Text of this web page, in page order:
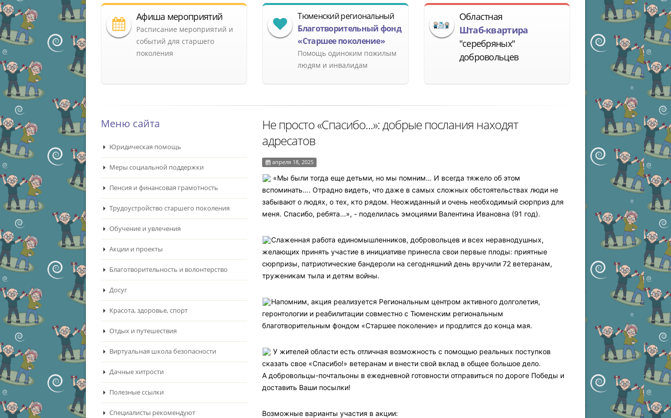
Афиша мероприятий
Расписание мероприятий и
событий для старшего
поколения
Тюменский региональный
Благотворительный фонд
«Старшее поколение»
Помощь одиноким пожилым
людям и инвалидам
Областная
Штаб-квартира
"серебряных"
добровольцев
Меню сайта
Юридическая помощь
Меры социальной поддержки
Пенсия и финансовая грамотность
Трудоустройство старшего поколения
Обучение и увлечения
Акции и проекты
Благотворительность и волонтерство
Досуг
Красота, здоровье, спорт
Отдых и путешествия
Виртуальная школа безопасности
Дачные хитрости
Полезные ссылки
Специалисты рекомендуют
Не просто «Спасибо...»: добрые послания находят
адресатов
апреля 18, 2025
«Мы были тогда еще детьми, но мы помним… И всегда тяжело об этом
вспоминать…. Отрадно видеть, что даже в самых сложных обстоятельствах люди не
забывают о людях, о тех, кто рядом. Неожиданный и очень необходимый сюрприз для
меня. Спасибо, ребята...», - поделилась эмоциями Валентина Ивановна (91 год).
Слаженная работа единомышленников, добровольцев и всех неравнодушных,
желающих принять участие в инициативе принесла свои первые плоды: приятные
сюрпризы, патриотические бандероли на сегодняшний день вручили 72 ветеранам,
труженикам тыла и детям войны.
️Напомним, акция реализуется Региональным центром активного долголетия,
геронтологии и реабилитации совместно с Тюменским региональным
благотворительным фондом «Старшее поколение» и продлится до конца мая.
У жителей области есть отличная возможность с помощью реальных поступков
сказать свое «Спасибо!» ветеранам и внести свой вклад в общее большое дело.
А добровольцы-почтальоны в ежедневной готовности отправиться по дороге Победы и
доставить Ваши посылки!
Возможные варианты участия в акции: